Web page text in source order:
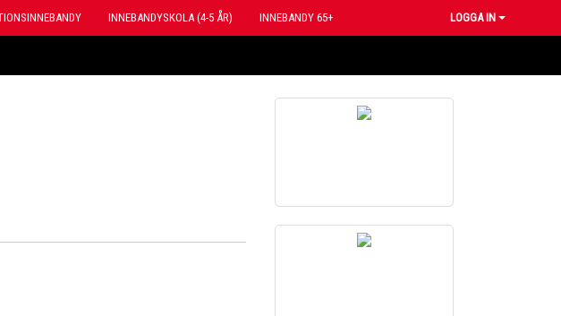
INNEBANDYSKOLA (4-5 ÅR) INNEBANDY 65+ LOGGA IN